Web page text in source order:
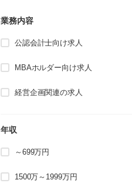
業務内容
公認会計士向け求人
MBAホルダー向け求人
経営企画関連の求人
年収
～699万円
1500万～1999万円